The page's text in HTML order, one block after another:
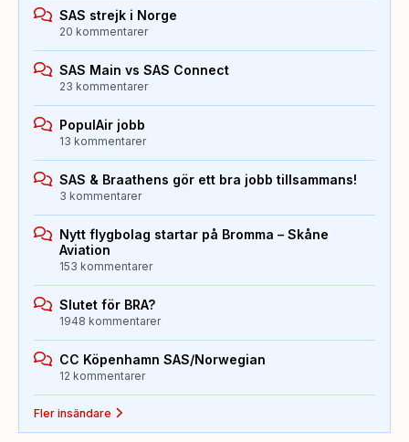
SAS strejk i Norge
20 kommentarer
SAS Main vs SAS Connect
23 kommentarer
PopulAir jobb
13 kommentarer
SAS & Braathens gör ett bra jobb tillsammans!
3 kommentarer
Nytt flygbolag startar på Bromma – Skåne
Aviation
153 kommentarer
Slutet för BRA?
1948 kommentarer
CC Köpenhamn SAS/Norwegian
12 kommentarer
Fler insändare